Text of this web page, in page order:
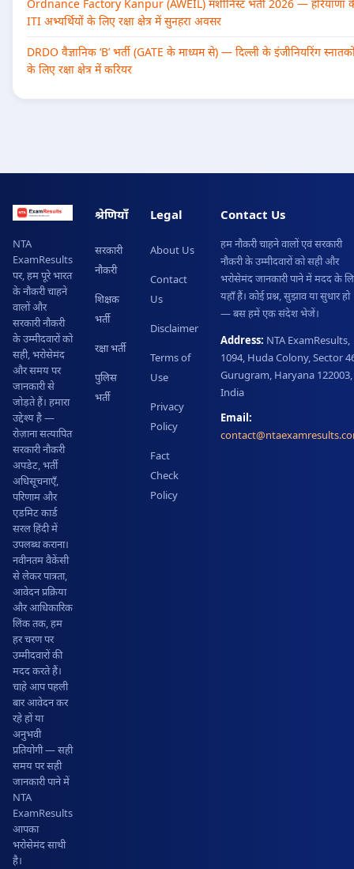
Ordnance Factory Kanpur (AWEIL) मशीनिस्ट भर्ती 2026 — हरियाणा
ITI अभ्यर्थियों के लिए रक्षा क्षेत्र में सुनहरा अवसर
DRDO वैज्ञानिक ‘B’ भर्ती (GATE के माध्यम से) — दिल्ली के इंजीनियरिंग
के लिए रक्षा क्षेत्र में करियर
NTA
ExamResults
पर, हम पूरे भारत
के नौकरी चाहने
वालों और
सरकारी नौकरी
के उम्मीदवारों को
सही, भरोसेमंद
और समय पर
जानकारी से
जोड़ते हैं। हमारा
उद्देश्य है —
रोज़ाना सत्यापित
सरकारी नौकरी
अपडेट, भर्ती
अधिसूचनाएँ,
परिणाम और
एडमिट कार्ड
सरल हिंदी में
उपलब्ध कराना।
नवीनतम वैकेंसी
से लेकर पात्रता,
आवेदन प्रक्रिया
और आधिकारिक
लिंक तक, हम
हर चरण पर
उम्मीदवारों की
मदद करते हैं।
चाहे आप पहली
बार आवेदन कर
रहे हों या
अनुभवी
प्रतियोगी — सही
समय पर सही
जानकारी पाने में
NTA
ExamResults
आपका
भरोसेमंद साथी
है।
श्रेणियाँ
सरकारी
नौकरी
शिक्षक
भर्ती
रक्षा भर्ती
पुलिस
भर्ती
Legal
About Us
Contact
Us
Disclaimer
Terms of
Use
Privacy
Policy
Fact
Check
Policy
Contact Us
हम नौकरी चाहने वालों एवं सरकारी
नौकरी के उम्मीदवारों को सही और
भरोसेमंद जानकारी पाने में मदद के
यहाँ हैं। कोई प्रश्न, सुझाव या सुधार हो
— बस हमें एक संदेश भेजें।
Address: NTA ExamResults,
1094, Huda Colony, Sector
Gurugram, Haryana 122003,
India
Email: